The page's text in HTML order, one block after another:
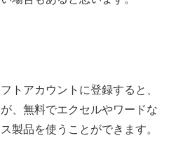
トアカウントに登録すると、
、無料でエクセルやワードな
製品を使うことができます。